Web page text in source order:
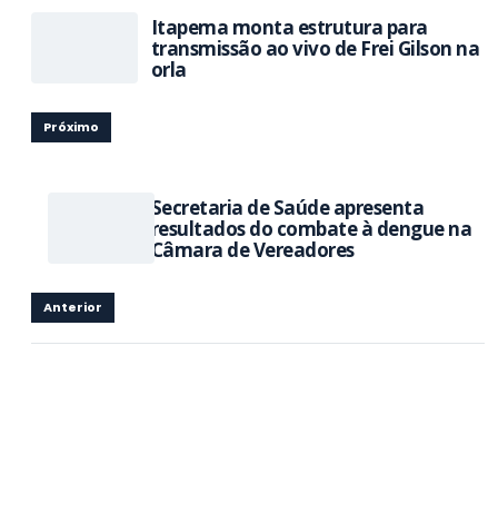
Itapema monta estrutura para
transmissão ao vivo de Frei Gilson na
orla
Próximo
Secretaria de Saúde apresenta
resultados do combate à dengue na
Câmara de Vereadores
Anterior